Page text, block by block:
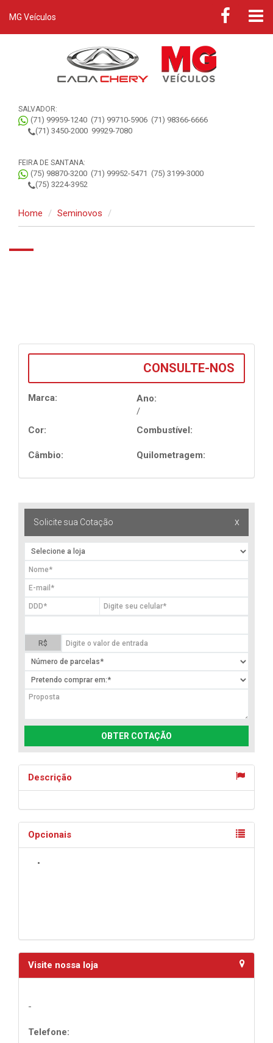
MG Veículos
SALVADOR:
(71) 99959-1240 (71) 99710-5906 (71) 98366-6666
(71) 3450-2000 99929-7080
FEIRA DE SANTANA:
(75) 98870-3200 (71) 99952-5471 (75) 3199-3000
(75) 3224-3952
Home Seminovos
CONSULTE-NOS
Marca:
Ano:
/
Cor:
Combustível:
Câmbio: Quilometragem:
Solicite sua Cotação x
R$
OBTER COTAÇÃO
Descrição
Opcionais
•
Visite nossa loja
-
Telefone: